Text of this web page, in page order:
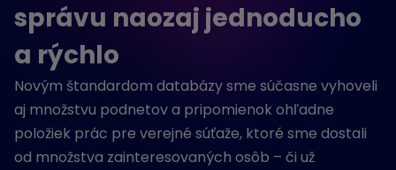
správu naozaj jednoducho
a rýchlo
Novým štandardom databázy sme súčasne vyhoveli
aj množstvu podnetov a pripomienok ohľadne
položiek prác pre verejné súťaže, ktoré sme dostali
od množstva zainteresovaných osôb – či už